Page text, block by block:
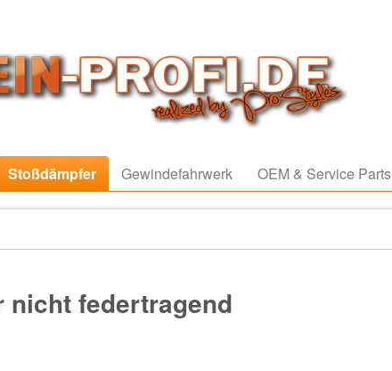
Stoßdämpfer Gewindefahrwerk OEM & Service Parts
nicht federtragend